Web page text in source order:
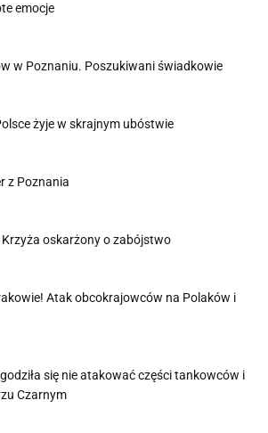
emocje
w Poznaniu. Poszukiwani świadkowie
żyje w skrajnym ubóstwie
z Poznania
oskarżony o zabójstwo
Atak obcokrajowców na Polaków i
się nie atakować części tankowców i
Czarnym